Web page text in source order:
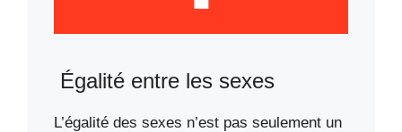
Égalité entre les sexes
L’égalité des sexes n’est pas seulement un